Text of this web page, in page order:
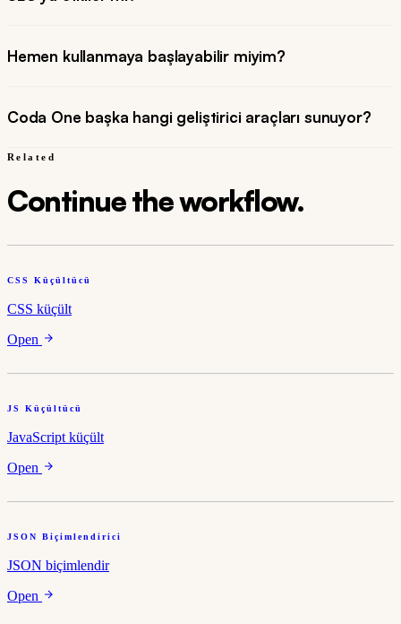
Hemen kullanmaya başlayabilir miyim?
Coda One başka hangi geliştirici araçları sunuyor?
Related
Continue the workflow.
CSS Küçültücü
CSS küçült
Open
JS Küçültücü
JavaScript küçült
Open
JSON Biçimlendirici
JSON biçimlendir
Open